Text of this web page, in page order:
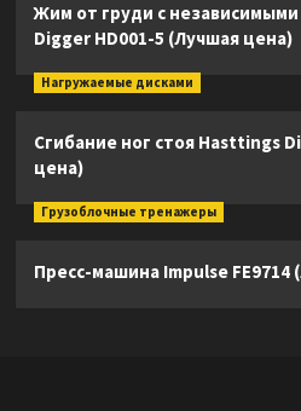
Жим от груди с
Digger HD001-5 (Лучшая цена)
Нагружаемые дисками
Сгибание ног стоя Hasttings
цена)
Грузоблочные тренажеры
Пресс-машина Impulse FE9714